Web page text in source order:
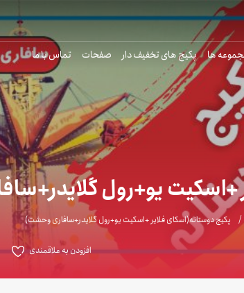
ها پکیج های تخفیف دار صفحات تماس با ما
+اسکیت یو+رول
پکیج دوستانه(اسکای فلایر +اسکیت یو+رول گلایدر+سافاری وحشت)
افزودن به علاقمندی